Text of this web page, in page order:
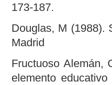
173-187.
Douglas, M (1988).
Madrid
Fructuoso Alemán,
elemento